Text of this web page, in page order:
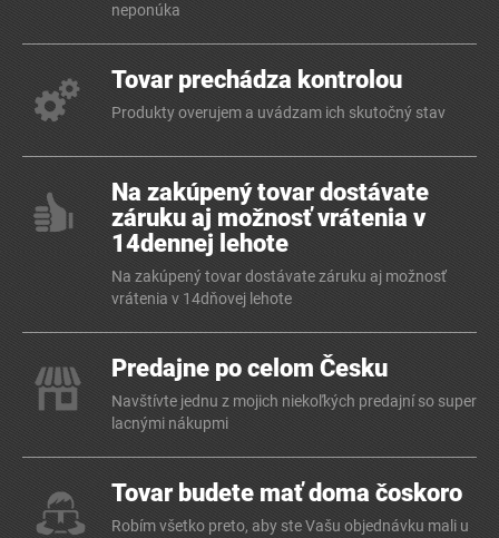
neponúka
Tovar prechádza kontrolou
Produkty overujem a uvádzam ich skutočný stav
Na zakúpený tovar dostávate
záruku aj možnosť vrátenia v
14dennej lehote
Na zakúpený tovar dostávate záruku aj možnosť
vrátenia v 14dňovej lehote
Predajne po celom Česku
Navštívte jednu z mojich niekoľkých predajní so super
lacnými nákupmi
Tovar budete mať doma čoskoro
Robím všetko preto, aby ste Vašu objednávku mali u